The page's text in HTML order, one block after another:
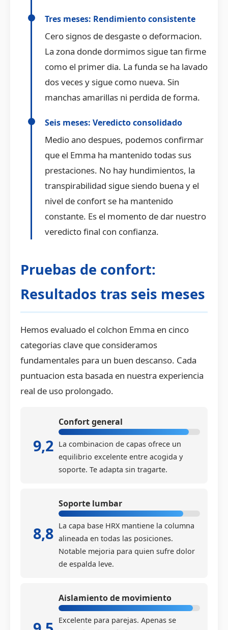
Tres meses: Rendimiento consistente
Cero signos de desgaste o deformacion.
La zona donde dormimos sigue tan firme
como el primer dia. La funda se ha lavado
dos veces y sigue como nueva. Sin
manchas amarillas ni perdida de forma.
Seis meses: Veredicto consolidado
Medio ano despues, podemos confirmar
que el Emma ha mantenido todas sus
prestaciones. No hay hundimientos, la
transpirabilidad sigue siendo buena y el
nivel de confort se ha mantenido
constante. Es el momento de dar nuestro
veredicto final con confianza.
Pruebas de confort:
Resultados tras seis meses
Hemos evaluado el colchon Emma en cinco
categorias clave que consideramos
fundamentales para un buen descanso. Cada
puntuacion esta basada en nuestra experiencia
real de uso prolongado.
9,2
Confort general
La combinacion de capas ofrece un
equilibrio excelente entre acogida y
soporte. Te adapta sin tragarte.
8,8
Soporte lumbar
La capa base HRX mantiene la columna
alineada en todas las posiciones.
Notable mejoria para quien sufre dolor
de espalda leve.
Aislamiento de movimiento
Excelente para parejas. Apenas se